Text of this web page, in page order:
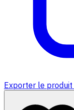
Exporter le produit